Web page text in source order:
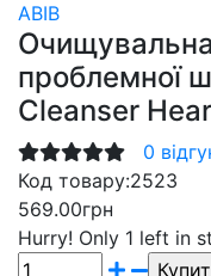
ABIB
Очищувальна
проблемної
Cleanser
0
Код товару:2523
569.00грн
Hurry! Only 1 left in